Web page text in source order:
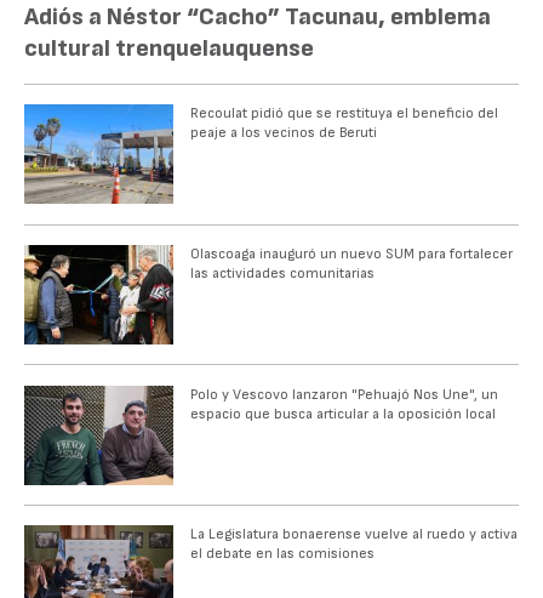
Adiós a Néstor “Cacho” Tacunau, emblema
cultural trenquelauquense
Recoulat pidió que se restituya el beneficio del
peaje a los vecinos de Beruti
Olascoaga inauguró un nuevo SUM para fortalecer
las actividades comunitarias
Polo y Vescovo lanzaron "Pehuajó Nos Une", un
espacio que busca articular a la oposición local
La Legislatura bonaerense vuelve al ruedo y activa
el debate en las comisiones